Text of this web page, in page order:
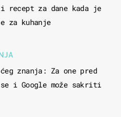
recept za dane kada je
za kuhanje
znanja: Za one pred
i Google može sakriti